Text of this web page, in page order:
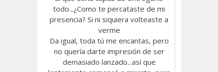
todo...¿Como te percataste de mi
presencia? Si ni siquiera volteaste a
verme
Da igual, toda tú me encantas, pero
no quería darte impresión de ser
demasiado lanzado...así que